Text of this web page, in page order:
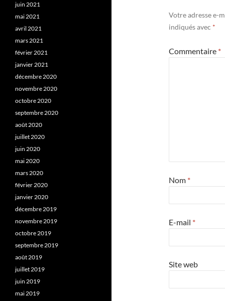
Votre adresse e-
indiqués avec *
Commentaire *
Nom *
E-mail *
Site web
juin 2021
mai 2021
avril 2021
mars 2021
février 2021
janvier 2021
décembre 2020
novembre 2020
octobre 2020
septembre 2020
août 2020
juillet 2020
juin 2020
mai 2020
mars 2020
février 2020
janvier 2020
décembre 2019
novembre 2019
octobre 2019
septembre 2019
août 2019
juillet 2019
juin 2019
mai 2019